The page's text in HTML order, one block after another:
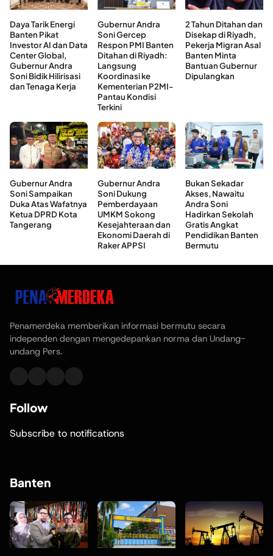
Daya Tarik Energi
Banten Pikat
Investor AI dan Data
Center Global,
Gubernur Andra
Soni Bidik Hilirisasi
dan Tenaga Kerja
Gubernur Andra
Soni Gercep
Respon PMI Banten
Ditahan di Riyadh:
Langsung
Koordinasi ke
Kementerian P2MI-
Pantau Kondisi
Terkini
2 Tahun Ditahan dan
Disekap di Riyadh,
Pekerja Migran Asal
Banten Minta
Bantuan Gubernur
Dipulangkan
Gubernur Andra
Soni Sampaikan
Duka Atas Wafatnya
Ketua DPRD Kota
Tangerang
Gubernur Andra
Soni Dukung
Pemberdayaan
UMKM Sokong
Kesejahteraan dan
Ekonomi Daerah di
Raker APPSI
Bukan Sekadar
Akses, Nawaitu
Andra Soni
Hadirkan Sekolah
Gratis Angkat
Pendidikan Banten
Bermutu
Penamerdeka memberikan informasi bermutu secara
independen dengan mengedepankan norma dan Undang-
undang Pers.
Follow
Subscribe to notifications
Banten